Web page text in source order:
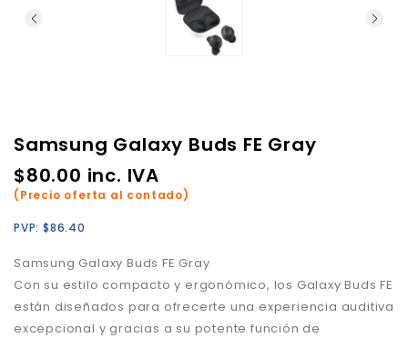
Samsung Galaxy Buds FE Gray
$80.00 inc. IVA
(Precio oferta al contado)
PVP: $86.40
Samsung Galaxy Buds FE Gray
Con su estilo compacto y ergonómico, los Galaxy Buds FE
están diseñados para ofrecerte una experiencia auditiva
excepcional y gracias a su potente función de